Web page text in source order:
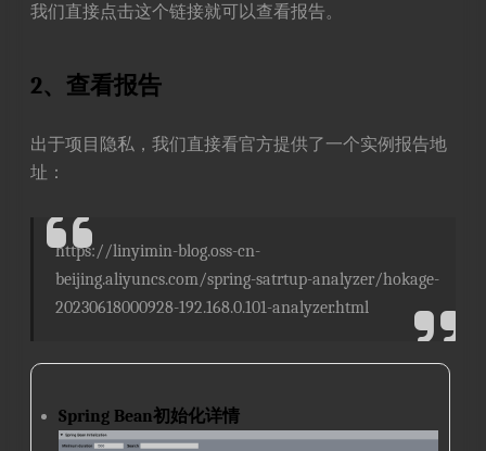
我们直接点击这个链接就可以查看报告。
2、查看报告
出于项目隐私，我们直接看官方提供了一个实例报告地
址：
https://linyimin-blog.oss-cn-
beijing.aliyuncs.com/spring-satrtup-analyzer/hokage-
20230618000928-192.168.0.101-analyzer.html
Spring Bean初始化详情